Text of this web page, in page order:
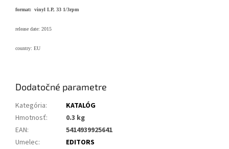
format: vinyl LP, 33 1/3rpm
release date: 2015
country: EU
Dodatočné parametre
Kategória:
KATALÓG
Hmotnosť:
0.3 kg
EAN:
5414939925641
Umelec:
EDITORS